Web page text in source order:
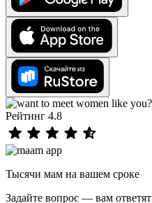
Рейтинг 4.8
Тысячи мам на вашем сроке
Задайте вопрос — вам ответят